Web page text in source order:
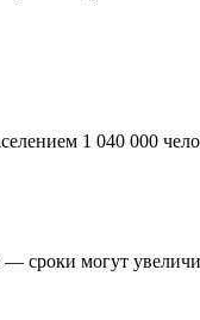
1 040 000
могут